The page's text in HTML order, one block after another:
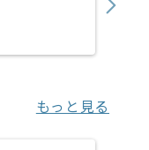
もっと見る